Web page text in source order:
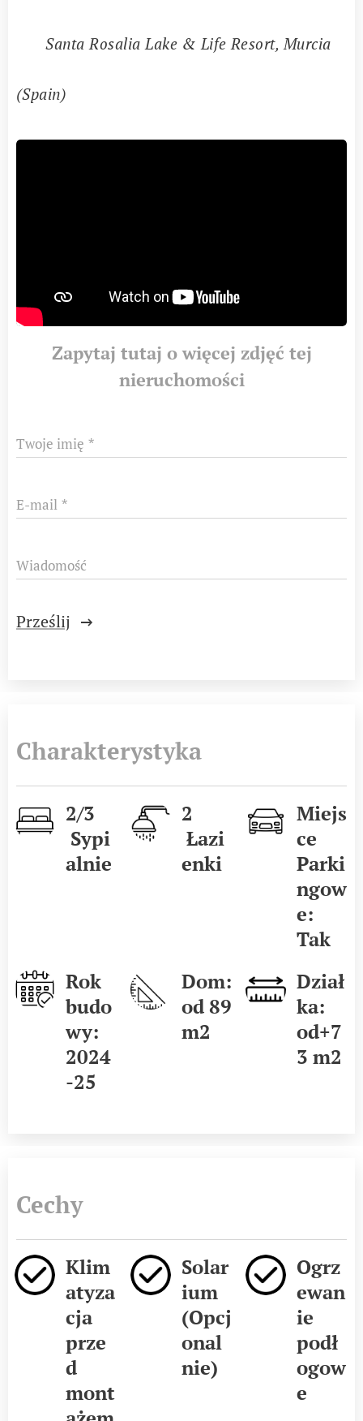
📍Santa Rosalia Lake & Life Resort, Murcia
(Spain)
Zapytaj tutaj o więcej zdjęć tej
nieruchomości
Twoje imię
E-mail
Wiadomość
Prześlij
Charakterystyka
2/3
Sypi
alnie
2
Łazi
enki
Miejs
ce
Parki
ngow
e:
Tak
Rok
budo
wy:
2024
-25
Dom:
od 89
m2
Dział
ka:
od+7
3 m2
Cechy
Klim
atyza
cja
prze
d
mont
Solar
ium
(Opcj
onal
nie)
Ogrz
ewan
ie
podł
ogow
e